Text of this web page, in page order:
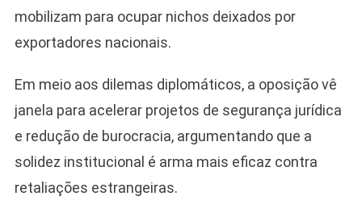
mobilizam para ocupar nichos deixados por
exportadores nacionais.
Em meio aos dilemas diplomáticos, a oposição vê
janela para acelerar projetos de segurança jurídica
e redução de burocracia, argumentando que a
solidez institucional é arma mais eficaz contra
retaliações estrangeiras.